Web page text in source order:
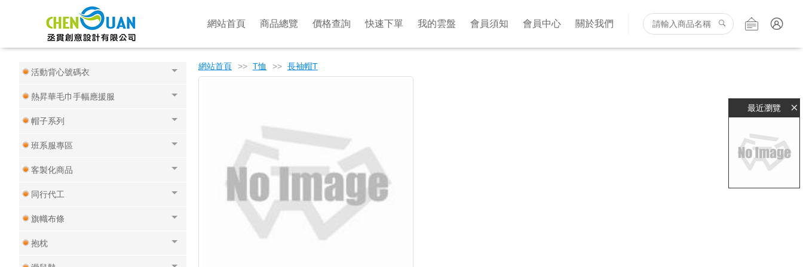
網站首頁 商品總覽 價格查詢 快速下單 我的雲盤 會員須知 會員中心 關於我們
宮廟進香
工程外場背心制服
活動背心號碼衣
熱昇華毛巾手幅應援服
帽子系列
班系服專區
客製化商品
同行代工
旗幟布條
抱枕
網站首頁 >> T恤 >> 長袖帽T
最近瀏覽 ×